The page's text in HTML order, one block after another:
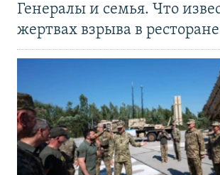
Генералы и семья. Что
жертвах взрыва в